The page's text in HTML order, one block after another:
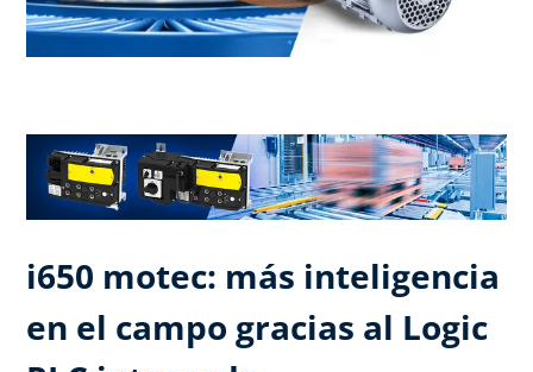
i650 motec: más inteligencia
en el campo gracias al Logic